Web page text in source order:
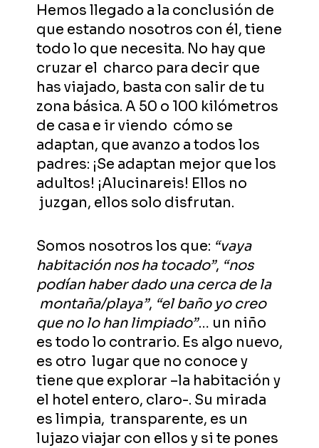
Hemos llegado a la conclusión de
que estando nosotros con él, tiene
todo lo que necesita. No hay que
cruzar el charco para decir que
has viajado, basta con salir de tu
zona básica. A 50 o 100 kilómetros
de casa e ir viendo cómo se
adaptan, que avanzo a todos los
padres: ¡Se adaptan mejor que los
adultos! ¡Alucinareis! Ellos no
juzgan, ellos solo disfrutan.
Somos nosotros los que: “vaya
habitación nos ha tocado”, “nos
podían haber dado una cerca de la
montaña/playa”, “el baño yo creo
que no lo han limpiado”… un niño
es todo lo contrario. Es algo nuevo,
es otro lugar que no conoce y
tiene que explorar –la habitación y
el hotel entero, claro-. Su mirada
es limpia, transparente, es un
lujazo viajar con ellos y si te pones